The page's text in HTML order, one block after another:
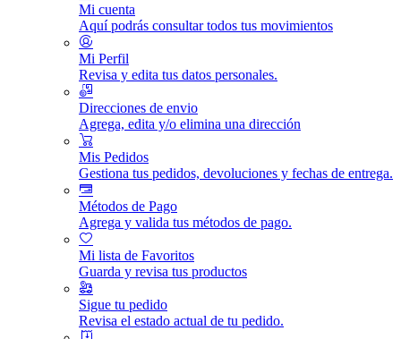
Mi cuenta
Aquí podrás consultar todos tus movimientos
Mi Perfil
Revisa y edita tus datos personales.
Direcciones de envio
Agrega, edita y/o elimina una dirección
Mis Pedidos
Gestiona tus pedidos, devoluciones y fechas de entrega.
Métodos de Pago
Agrega y valida tus métodos de pago.
Mi lista de Favoritos
Guarda y revisa tus productos
Sigue tu pedido
Revisa el estado actual de tu pedido.